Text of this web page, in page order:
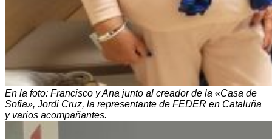
En la foto: Francisco y Ana junto al creador de la «Casa de
Sofia», Jordi Cruz, la representante de FEDER en Cataluña
y varios acompañantes.